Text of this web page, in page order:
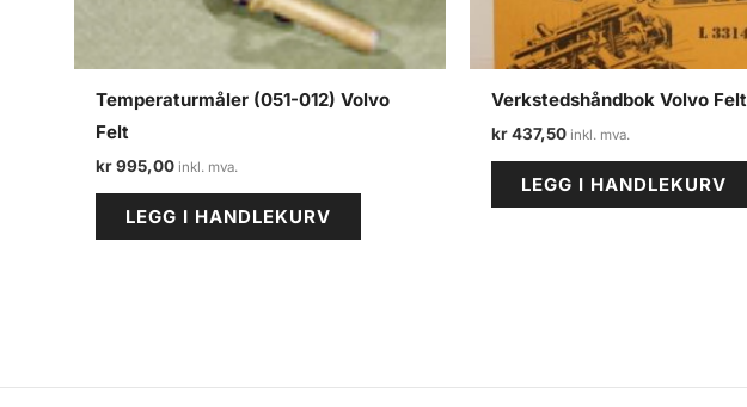
Temperaturmåler (051-012) Volvo
Felt
kr995,00
LEGG I HANDLEKURV
Verkstedshåndbok Volvo Felt
kr437,50
LEGG I HANDLEKURV